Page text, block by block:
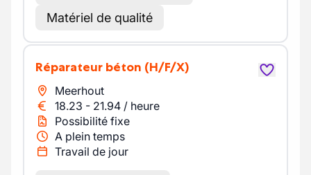
Matériel de qualité
Réparateur béton (H/F/X)
Meerhout
18.23 - 21.94 / heure
Possibilité fixe
A plein temps
Travail de jour